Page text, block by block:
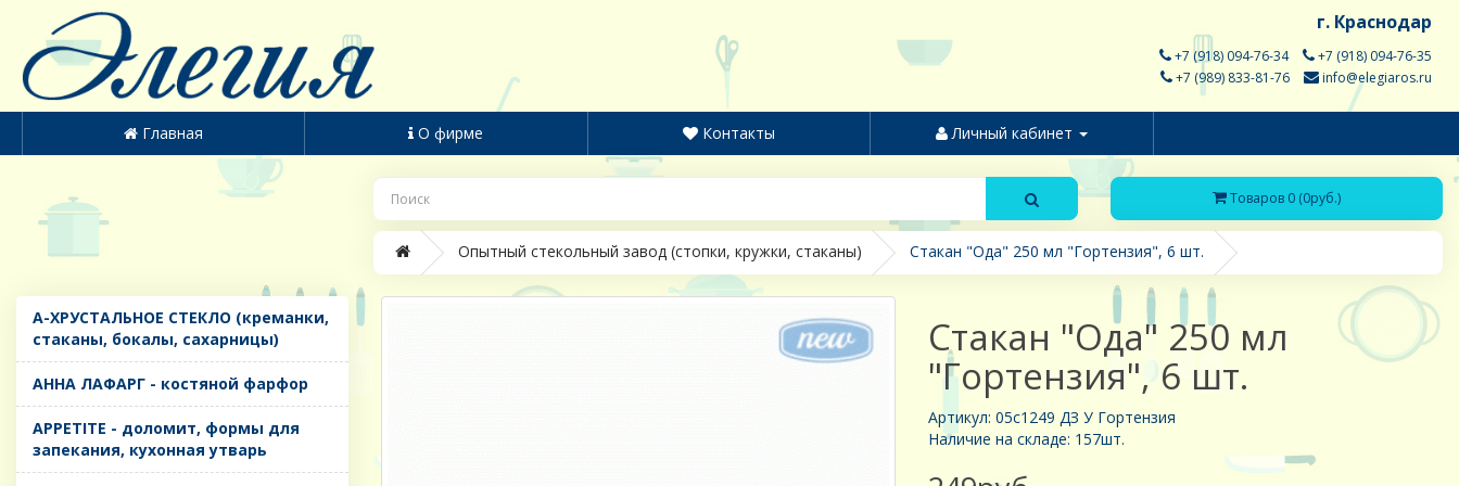
г. Краснодар
+7 (918) 094-76-34
+7 (918) 094-76-35
+7 (989) 833-81-76
info@elegiaros.ru
Главная О фирме Контакты Личный кабинет
Товаров 0 (0руб.)
Опытный стекольный завод (стопки, кружки, стаканы) Стакан "Ода" 250 мл "Гортензия", 6 шт.
A-ХРУСТАЛЬНОЕ СТЕКЛО (креманки,
стаканы, бокалы, сахарницы)
AHHA ЛАФАРГ - костяной фарфор
APPETITE - доломит, формы для
запекания, кухонная утварь
Стакан "Ода" 250 мл
"Гортензия", 6 шт.
Артикул: 05с1249 ДЗ У Гортензия
Наличие на складе: 157шт.